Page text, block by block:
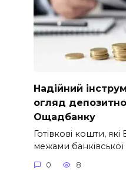
Надійний
огляд
Ощадбанку
Готівкові кошти,
межами банківської
0 8